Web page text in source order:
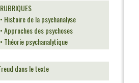
RUBRIQUES
• Histoire de la psychanalyse
• Approches des psychoses
• Théorie psychanalytique
dans le texte